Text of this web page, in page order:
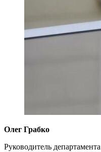
Олег Грабко
Руководитель